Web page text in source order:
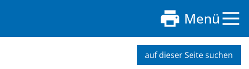
Menü
auf dieser Seite suchen